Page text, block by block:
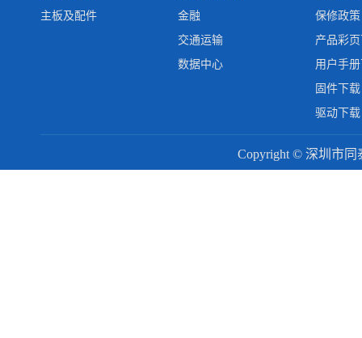
主板及配件
金融
交通运输
数据中心
保修政策
产品彩
用户手
固件下载
驱动下载
Copyright © 深圳市同